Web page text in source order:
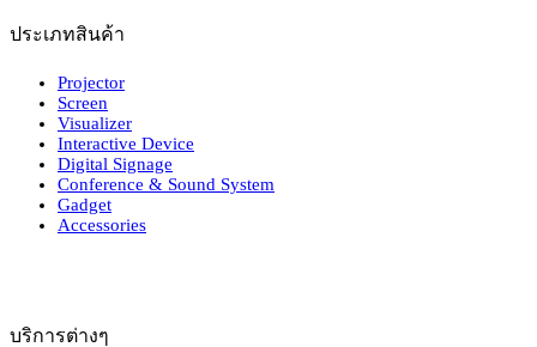
ประเภทสินค้า
Projector
Screen
Visualizer
Interactive Device
Digital Signage
Conference & Sound System
Gadget
Accessories
บริการต่างๆ